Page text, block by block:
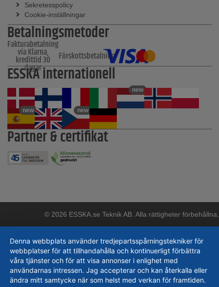
Sekretesspolicy
Cookie-inställningar
Betalningsmetoder
Fakturabetalning
via Klarna,
kredittid 30
dagar
Förskottsbetalning
ESSKA internationell
new
new new
Partner & certifikat
© 2026 ESSKA.se Teknik AB. Alla rättigheter förbehållna.
Denna webbplats använder tredjepartsspårningstekniker för
webbplatser för att tillhandahålla och kontinuerligt förbättra
våra tjänster och för att visa annonser i enlighet med
användarnas intressen. Jag accepterar och kan återkalla eller
ändra mitt samtycke när som helst med verkan för framtiden.